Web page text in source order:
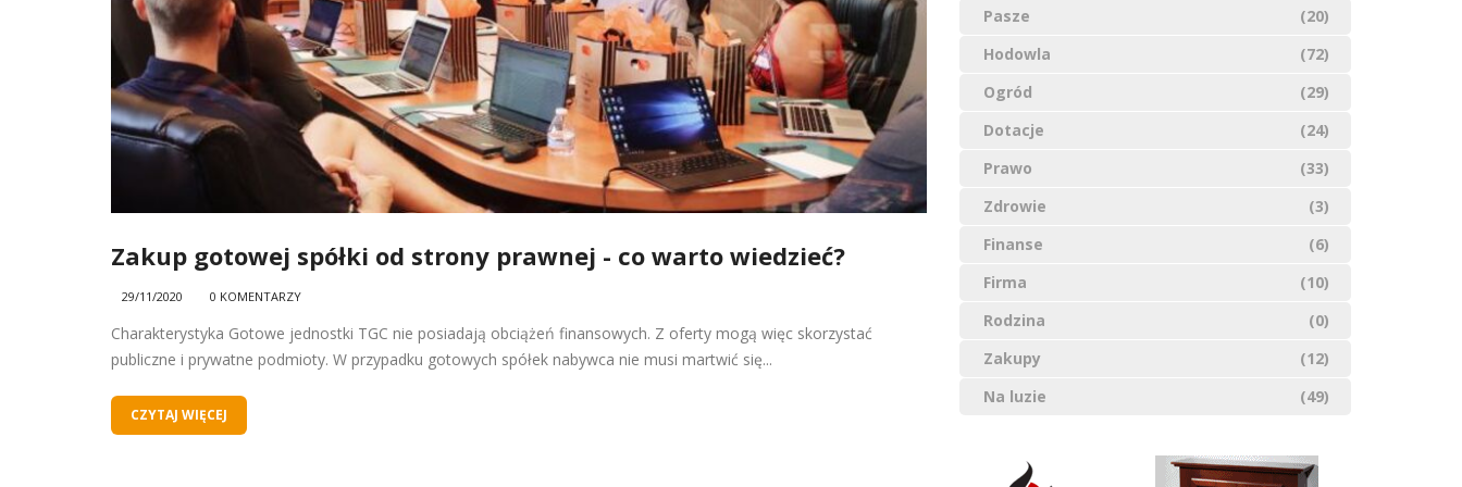
Zakup gotowej spółki od strony prawnej - co warto wiedzieć?
29/11/2020 0 KOMENTARZY
Charakterystyka Gotowe jednostki TGC nie posiadają obciążeń finansowych. Z oferty mogą więc skorzystać
publiczne i prywatne podmioty. W przypadku gotowych spółek nabywca nie musi martwić się...
CZYTAJ WIĘCEJ
Pasze
(20)
Hodowla
(72)
Ogród
(29)
Dotacje
(24)
Prawo
(33)
Zdrowie
(3)
Finanse
(6)
Firma
(10)
Rodzina
(0)
Zakupy
(12)
Na luzie
(49)